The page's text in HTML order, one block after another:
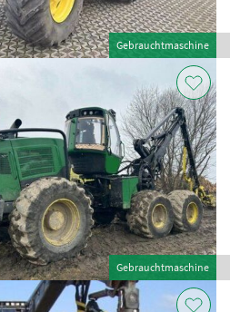
Gebrauchtmaschine
Gebrauchtmaschine